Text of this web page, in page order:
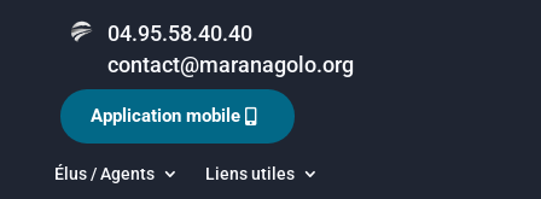
04.95.58.40.40
contact@maranagolo.org
Élus / Agents Liens utiles
Application mobile